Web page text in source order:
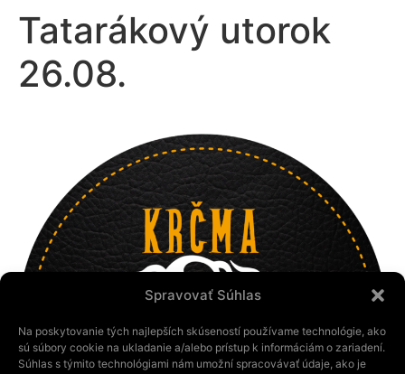
Spravovať Súhlas
Na poskytovanie tých najlepších skúseností používame technológie, ako
sú súbory cookie na ukladanie a/alebo prístup k informáciám o zariadení.
Súhlas s týmito technológiami nám umožní spracovávať údaje, ako je
Tatarákový utorok
26.08.